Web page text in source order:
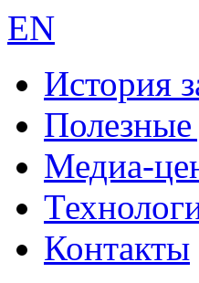
EN
История
Медиа-
Контакты